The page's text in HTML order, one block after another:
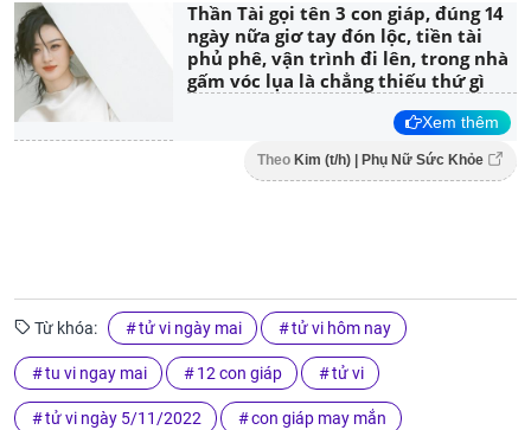
Thần Tài gọi tên 3 con giáp, đúng 14
ngày nữa giơ tay đón lộc, tiền tài
phủ phê, vận trình đi lên, trong nhà
gấm vóc lụa là chẳng thiếu thứ gì
Xem thêm
Theo Kim (t/h) | Phụ Nữ Sức Khỏe
Từ khóa: tử vi ngày mai tử vi hôm nay
tu vi ngay mai 12 con giáp tử vi
tử vi ngày 5/11/2022 con giáp may mắn